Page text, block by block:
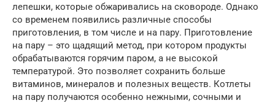
лепешки, которые обжаривались на сковороде. Однако
со временем появились различные способы
приготовления, в том числе и на пару. Приготовление
на пару – это щадящий метод, при котором продукты
обрабатываются горячим паром, а не высокой
температурой. Это позволяет сохранить больше
витаминов, минералов и полезных веществ. Котлеты
на пару получаются особенно нежными, сочными и